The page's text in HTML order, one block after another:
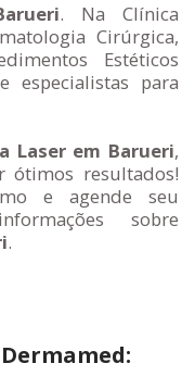
. Na Clínica
Cirúrgica,
Estéticos
especialistas para
Laser em Barueri,
ótimos resultados!
e agende seu
sobre
.